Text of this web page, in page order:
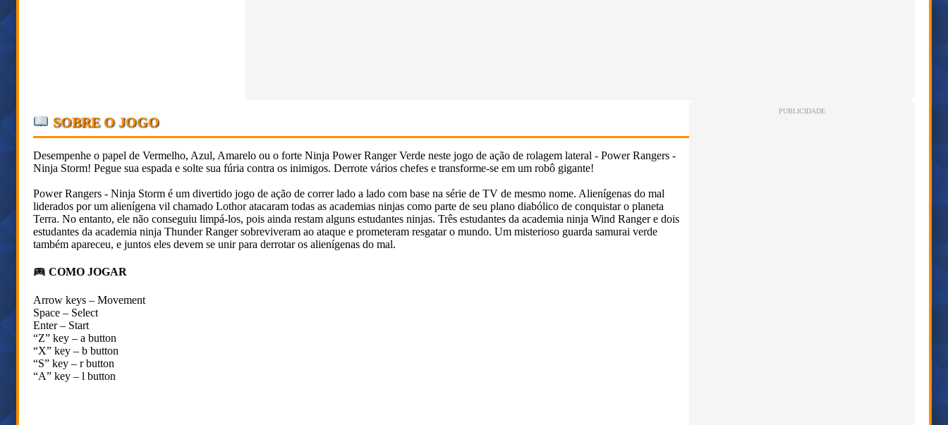
SOBRE O JOGO
Desempenhe o papel de Vermelho, Azul, Amarelo ou o forte Ninja Power Ranger Verde neste jogo de ação de rolagem lateral - Power Rangers -
Ninja Storm! Pegue sua espada e solte sua fúria contra os inimigos. Derrote vários chefes e transforme-se em um robô gigante!
Power Rangers - Ninja Storm é um divertido jogo de ação de correr lado a lado com base na série de TV de mesmo nome. Alienígenas do mal
liderados por um alienígena vil chamado Lothor atacaram todas as academias ninjas como parte de seu plano diabólico de conquistar o planeta
Terra. No entanto, ele não conseguiu limpá-los, pois ainda restam alguns estudantes ninjas. Três estudantes da academia ninja Wind Ranger e dois
estudantes da academia ninja Thunder Ranger sobreviveram ao ataque e prometeram resgatar o mundo. Um misterioso guarda samurai verde
também apareceu, e juntos eles devem se unir para derrotar os alienígenas do mal.
COMO JOGAR
Arrow keys – Movement
Space – Select
Enter – Start
“Z” key – a button
“X” key – b button
“S” key – r button
“A” key – l button
PUBLICIDADE